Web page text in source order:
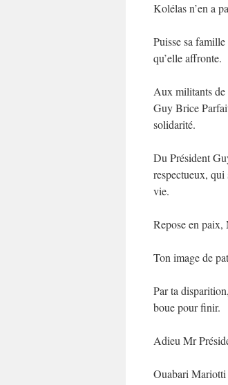
Kolélas n’en a
Puisse sa
qu’elle affronte.
Aux militants
Guy Brice
solidarité.
Du Président
respectueux,
vie.
Repose en paix,
Ton image de
Par ta
boue pour finir.
Adieu Mr
Ouabari Mariotti